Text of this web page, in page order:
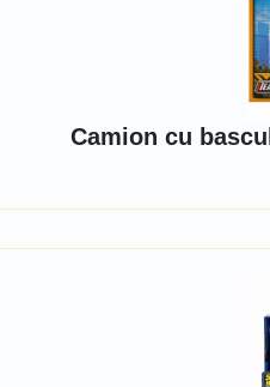
Camion cu